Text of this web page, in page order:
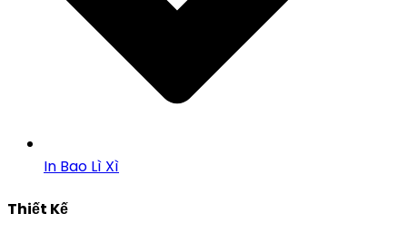
In Bao Lì Xì
Thiết Kế